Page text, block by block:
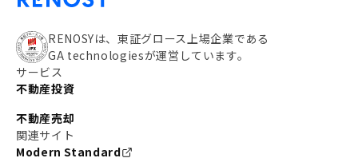
RENOSYは、東証グロース上場企業である
GA technologiesが運営しています。
サービス
不動産投資
不動産売却
関連サイト
Modern Standard